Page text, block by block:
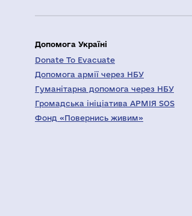
Допомога Україні
Donate To Evacuate
Допомога армії через НБУ
Гуманітарна допомога через НБУ
Громадська ініціатива АРМІЯ SOS
Фонд «Повернись живим»